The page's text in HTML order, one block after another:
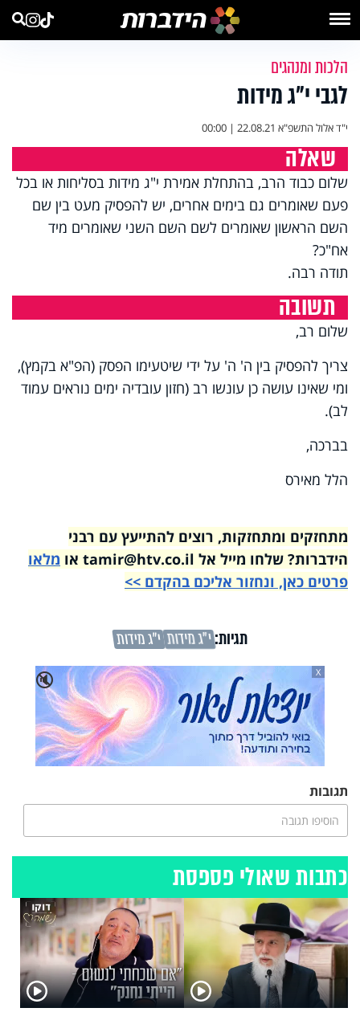
הלכות ומנהגים
לגבי י"ג מידות
י"ד אלול התשפ"א 22.08.21 | 00:00
שאלה
שלום כבוד הרב, בהתחלת אמירת י"ג מידות בסליחות או בכל
פעם שאומרים גם בימים אחרים, יש להפסיק מעט בין שם
השם הראשון שאומרים לשם השם השני שאומרים מיד
אח"כ?
תודה רבה.
תשובה
שלום רב,
צריך להפסיק בין ה' ה' על ידי שיטעימו הפסק (הפ"א בקמץ),
ומי שאינו עושה כן עונשו רב (חזון עובדיה ימים נוראים עמוד
לב).
בברכה,
הלל מאירס
מתחזקים ומתחזקות, רוצים להתייעץ עם רבני
הידברות? שלחו מייל אל tamir@htv.co.il או
מלאו
פרטים כאן, ונחזור אליכם בהקדם >>
תגיות:י"ג מידות י"ג מידות
🔇
X
תגובות
הוסיפו תגובה
כתבות שאולי פספסת